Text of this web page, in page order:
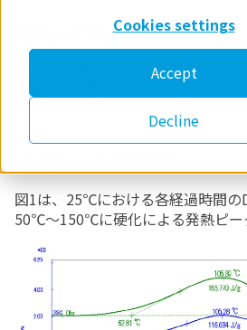
Cookies settings
Accept
Decline
はじめに
2液混合のエポキシ樹脂接着剤につ
6hr、24hr経過後の各試料につい
ルギーを比較しました。
図1は、25℃における各経過時間の
50℃～150℃に硬化による発熱ピー